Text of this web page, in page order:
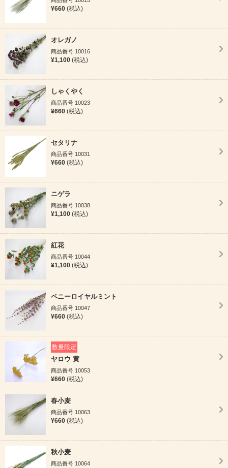
¥660 (税込)
オレガノ
商品番号 10016
¥1,100 (税込)
しゃくやく
商品番号 10023
¥660 (税込)
セタリナ
商品番号 10031
¥660 (税込)
ニゲラ
商品番号 10038
¥1,100 (税込)
紅花
商品番号 10044
¥1,100 (税込)
ペニーロイヤルミント
商品番号 10047
¥660 (税込)
数量限定
ヤロウ 黄
商品番号 10053
¥660 (税込)
春小麦
商品番号 10063
¥660 (税込)
秋小麦
商品番号 10064